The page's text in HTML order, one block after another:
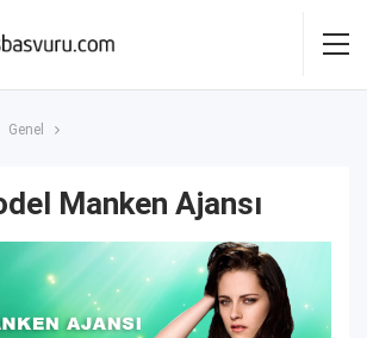
Genel
Manken Ajansı